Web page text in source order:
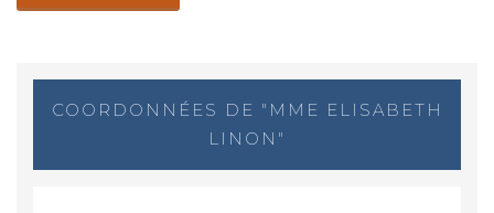
COORDONNÉES DE "MME ELISABETH
LINON"